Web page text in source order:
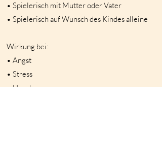
• Spielerisch mit Mutter oder Vater
• Spielerisch auf Wunsch des Kindes alleine
Wirkung bei:
• Angst
• Stress
• Unruhe